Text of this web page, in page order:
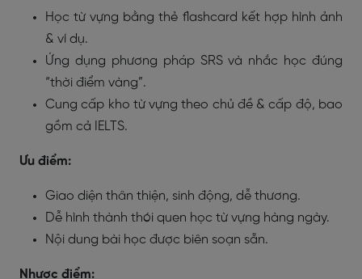
Học từ vựng bằng thẻ flashcard kết hợp hình ảnh
& ví dụ.
Ứng dụng phương pháp SRS và nhắc học đúng
“thời điểm vàng”.
Cung cấp kho từ vựng theo chủ đề & cấp độ, bao
gồm cả IELTS.
Ưu điểm:
Giao diện thân thiện, sinh động, dễ thương.
Dễ hình thành thói quen học từ vựng hàng ngày.
Nội dung bài học được biên soạn sẵn.
Nhược điểm: